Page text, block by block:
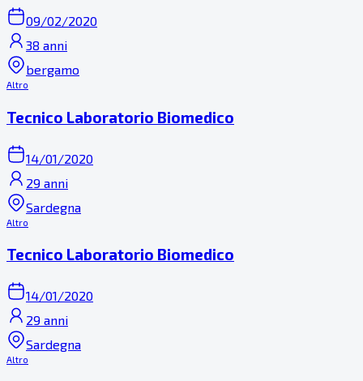
09/02/2020
38 anni
bergamo
Altro
Tecnico Laboratorio Biomedico
14/01/2020
29 anni
Sardegna
Altro
Tecnico Laboratorio Biomedico
14/01/2020
29 anni
Sardegna
Altro